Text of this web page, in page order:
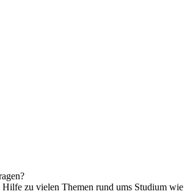
Hilfe zu vielen Themen rund ums Studium wie